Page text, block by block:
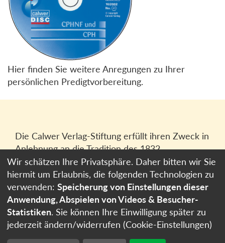
Hier finden Sie weitere Anregungen zu Ihrer
persönlichen Predigtvorbereitung.
Die Calwer Verlag-Stiftung erfüllt ihren Zweck in
Anlehnung an die Tradition des 1832
gegründeten Calwer Verlagsvereins, der
heutigen Calwer Verlag Bücher und Medien
GmbHin Stuttgart.
Impressum
Datenschutzerklärung
Cookie-Einstellungen
Wir schätzen Ihre Privatsphäre. Daher bitten wir Sie
hiermit um Erlaubnis, die folgenden Technologien zu
verwenden: Speicherung von Einstellungen dieser
Anwendung, Abspielen von Videos & Besucher-
Statistiken. Sie können Ihre Einwilligung später zu
jederzeit ändern/widerrufen (Cookie-Einstellungen)